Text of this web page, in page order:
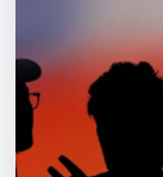
Экскурсии
Спорт